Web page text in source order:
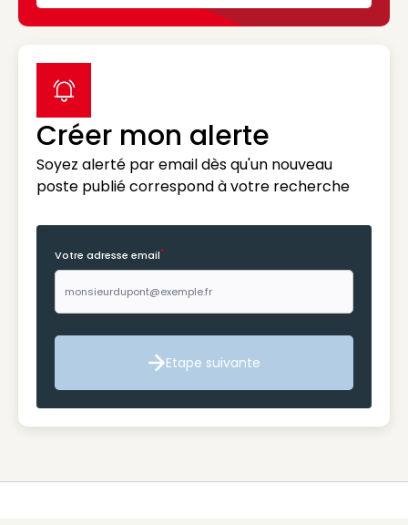
Créer mon alerte
Soyez alerté par email dès qu'un nouveau
poste publié correspond à votre recherche
label icon
Votre adresse email*
Etape suivante
Etape suivante